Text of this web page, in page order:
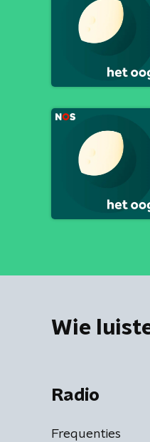
Wie
Radio
Frequenties